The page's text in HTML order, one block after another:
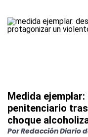
Medida
penitenciario
choque
PorRedacción Diario